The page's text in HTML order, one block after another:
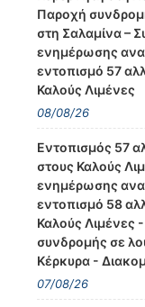
Παροχή
στη Σαλαμίνα –
ενημέρωσης
εντοπισμό 57
Καλούς Λιμένες
08/08/26
Εντοπισμός 57
στους Καλούς
ενημέρωσης
εντοπισμό 58
Καλούς Λιμένες
συνδρομής σε
Κέρκυρα -
07/08/26